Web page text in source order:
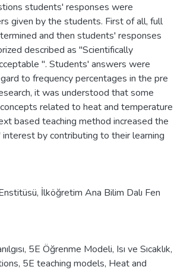
students' responses were
given by the students. First of all, full
and then students' responses
described as "Scientifically
". Students' answers were
to frequency percentages in the pre
it was understood that some
related to heat and temperature
based teaching method increased the
by contributing to their learning
İlköğretim Ana Bilim Dalı Fen
, 5E Öğrenme Modeli, Isı ve Sıcaklık,
, 5E teaching models, Heat and